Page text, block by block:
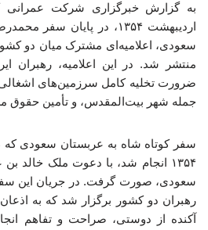
اردیبهشت ۱۳۵۴، در پایان
سعودی، اعلامیه‌ای مشترک میان دو
منتشر شد. در این اعلامیه، رهبران
ضرورت تخلیه کامل سرزمین‌های
جمله شهر بیت‌المقدس، و تأمین حقوق
۱۳۵۴ انجام شد، با دعوت ملک خالد
سعودی، صورت گرفت. در جریان این
رهبران دو کشور برگزار شد که به
آکنده از دوستی، صراحت و تفاهم